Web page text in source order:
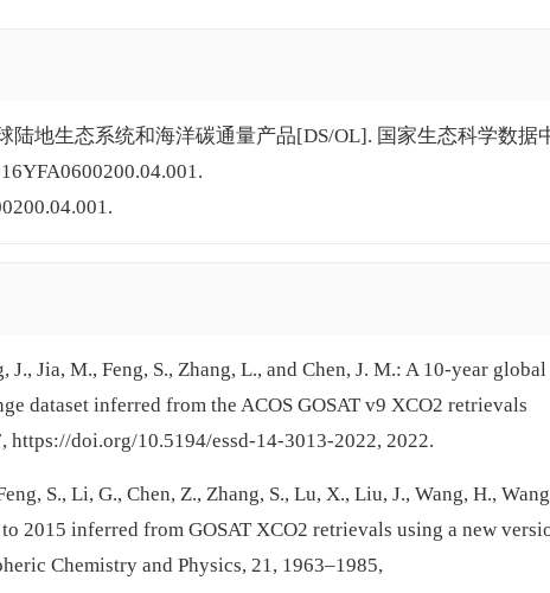
陆地生态系统和海洋碳通量产品[DS/OL]. 国家生态科学数据
J., Jia, M., Feng, S., Zhang, L., and Chen, J. M.: A 10-year global
dataset inferred from the ACOS GOSAT v9 XCO2 retrievals
https://doi.org/10.5194/essd-14-3013-2022, 2022.
S., Li, G., Chen, Z., Zhang, S., Lu, X., Liu, J., Wang, H.,
2015 inferred from GOSAT XCO2 retrievals using a new
Chemistry and Physics, 21, 1963–1985,